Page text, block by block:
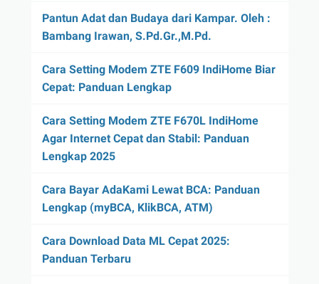
Pantun Adat dan Budaya dari Kampar. Oleh :
Bambang Irawan, S.Pd.Gr.,M.Pd.
Cara Setting Modem ZTE F609 IndiHome Biar
Cepat: Panduan Lengkap
Cara Setting Modem ZTE F670L IndiHome
Agar Internet Cepat dan Stabil: Panduan
Lengkap 2025
Cara Bayar AdaKami Lewat BCA: Panduan
Lengkap (myBCA, KlikBCA, ATM)
Cara Download Data ML Cepat 2025:
Panduan Terbaru